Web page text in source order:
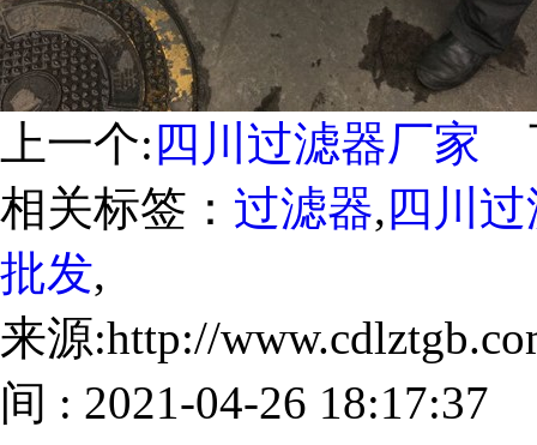
上一个:四川过滤器厂家
相关标签： 过滤器,四川
批发,
来源:http://
间 : 2021-04-26 18:17:37